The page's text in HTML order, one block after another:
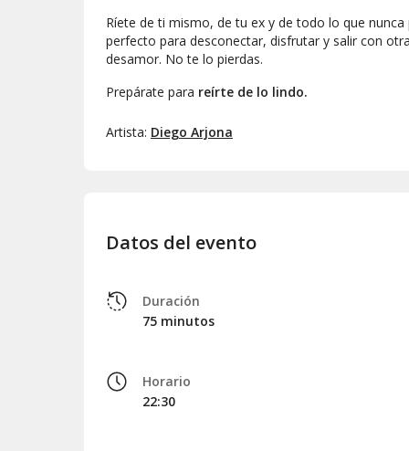
Ríete de ti mismo, de tu ex y de todo lo que nunca
perfecto para desconectar, disfrutar y salir con
desamor. No te lo pierdas.
Prepárate para reírte de lo lindo.
Artista: Diego Arjona
Datos del evento
Duración
75 minutos
Horario
22:30